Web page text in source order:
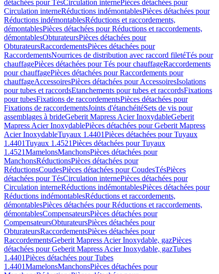
détachées pour TésCirculation internePièces détachées pour
Circulation interneRéductions indémontablesPièces détachées pour
Réductions indémontablesRéductions et raccordements,
démontablesPièces détachées pour Réductions et raccordements,
démontablesObturateursPièces détachées pour
ObturateursRaccordementsPièces détachées pour
RaccordementsNourrices de distribution avec raccord filetéTés pour
chauffagePièces détachées pour Tés pour chauffageRaccordements
pour chauffagePièces détachées pour Raccordements pour
chauffageAccessoiresPièces détachées pour AccessoiresIsolations
pour tubes et raccordsEtanchements pour tubes et raccordsFixations
pour tubesFixations de raccordementsPièces détachées pour
Fixations de raccordementsJoints d'étanchéitéSets de vis pour
assemblages à brideGeberit Mapress Acier InoxydableGeberit
Mapress Acier InoxydablePièces détachées pour Geberit Mapress
Acier InoxydableTuyaux 1.4401Pièces détachées pour Tuyaux
1.4401Tuyaux 1.4521Pièces détachées pour Tuyaux
1.4521MamelonsManchonsPièces détachées pour
ManchonsRéductionsPièces détachées pour
RéductionsCoudesPièces détachées pour CoudesTésPièces
détachées pour TésCirculation internePièces détachées pour
Circulation interneRéductions indémontablesPièces détachées pour
Réductions indémontablesRéductions et raccordements,
démontablesPièces détachées pour Réductions et raccordements,
démontablesCompensateursPièces détachées pour
CompensateursObturateursPièces détachées pour
ObturateursRaccordementsPièces détachées pour
RaccordementsGeberit Mapress Acier Inoxydable, gazPièces
détachées pour Geberit Mapress Acier Inoxydable, gazTubes
1.4401Pièces détachées pour Tubes
1.4401MamelonsManchonsPièces détachées pour